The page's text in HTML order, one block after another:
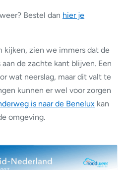
Bestel dan hier je
kijken, zien we immers dat de
de zachte kant blijven. Een
wat neerslag, maar dit valt te
kunnen er wel voor zorgen
is naar de Benelux kan
omgeving.